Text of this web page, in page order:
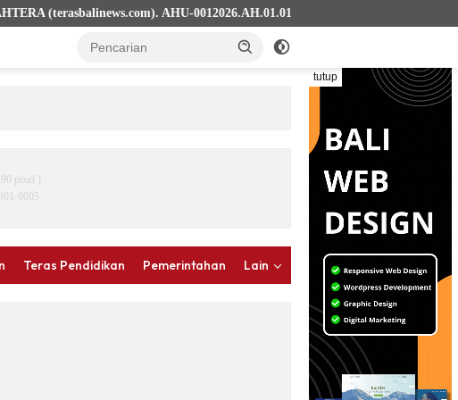
(terasbalinews.com). AHU-0012026.AH.01.01.TAHUN 2023.
tutup
pixel )
0005
Teras Pendidikan Pemerintahan Lain